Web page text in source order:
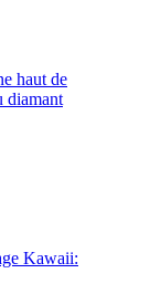
haut de
diamant
Kawaii: